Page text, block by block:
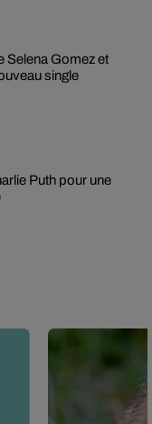
Selena Gomez et
single
Puth pour une